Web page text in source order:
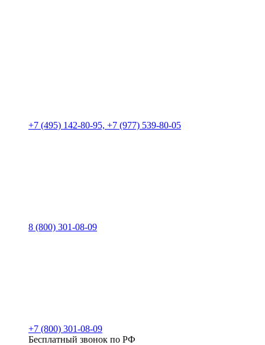
+7 (495) 142-80-95, +7 (977) 539-80-05
8 (800) 301-08-09
+7 (800) 301-08-09
Бесплатный звонок по РФ